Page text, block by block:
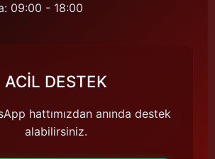
09:00 - 18:00
ACİL DESTEK
hattımızdan anında destek
alabilirsiniz.